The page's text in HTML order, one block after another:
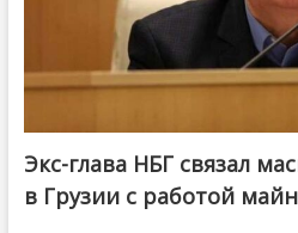
Экс-глава НБГ связал
в Грузии с работой